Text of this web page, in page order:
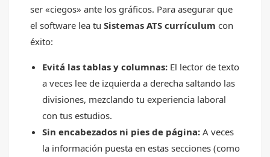
ser «ciegos» ante los gráficos. Para asegurar que
el software lea tu Sistemas ATS currículum con
éxito:
Evitá las tablas y columnas: El lector de texto
a veces lee de izquierda a derecha saltando las
divisiones, mezclando tu experiencia laboral
con tus estudios.
Sin encabezados ni pies de página: A veces
la información puesta en estas secciones (como